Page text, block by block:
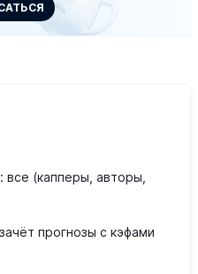
: все (капперы, авторы,
прогнозы с кэфами